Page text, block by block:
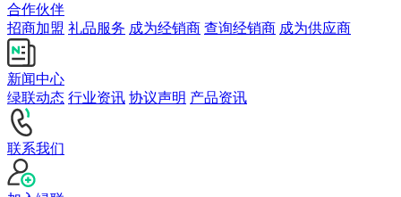
合作伙伴
招商加盟 礼品服务 成为经销商 查询经销商 成为供应商
新闻中心
绿联动态 行业资讯 协议声明 产品资讯
联系我们